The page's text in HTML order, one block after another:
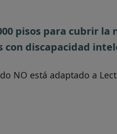
pisos para cubrir la
con discapacidad
NO está adaptado a